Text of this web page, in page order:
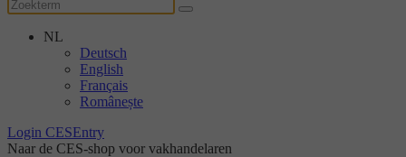
NL
Deutsch
English
Français
Românește
Login CESEntry
Naar de CES-shop voor vakhandelaren